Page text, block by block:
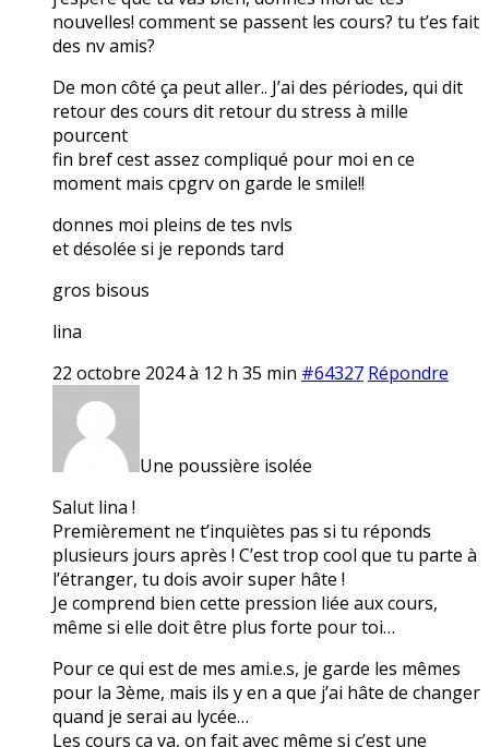
nouvelles! comment se passent les cours? tu t’es fait
des nv amis?
De mon côté ça peut aller.. J’ai des périodes, qui dit
retour des cours dit retour du stress à mille
pourcent
fin bref cest assez compliqué pour moi en ce
moment mais cpgrv on garde le smile!!
donnes moi pleins de tes nvls
et désolée si je reponds tard
gros bisous
lina
22 octobre 2024 à 12 h 35 min #64327 Répondre
Une poussière isolée
Salut lina !
Premièrement ne t’inquiètes pas si tu réponds
plusieurs jours après ! C’est trop cool que tu parte à
l’étranger, tu dois avoir super hâte !
Je comprend bien cette pression liée aux cours,
même si elle doit être plus forte pour toi…
Pour ce qui est de mes ami.e.s, je garde les mêmes
pour la 3ème, mais ils y en a que j’ai hâte de changer
quand je serai au lycée…
Les cours ça va, on fait avec même si c’est une